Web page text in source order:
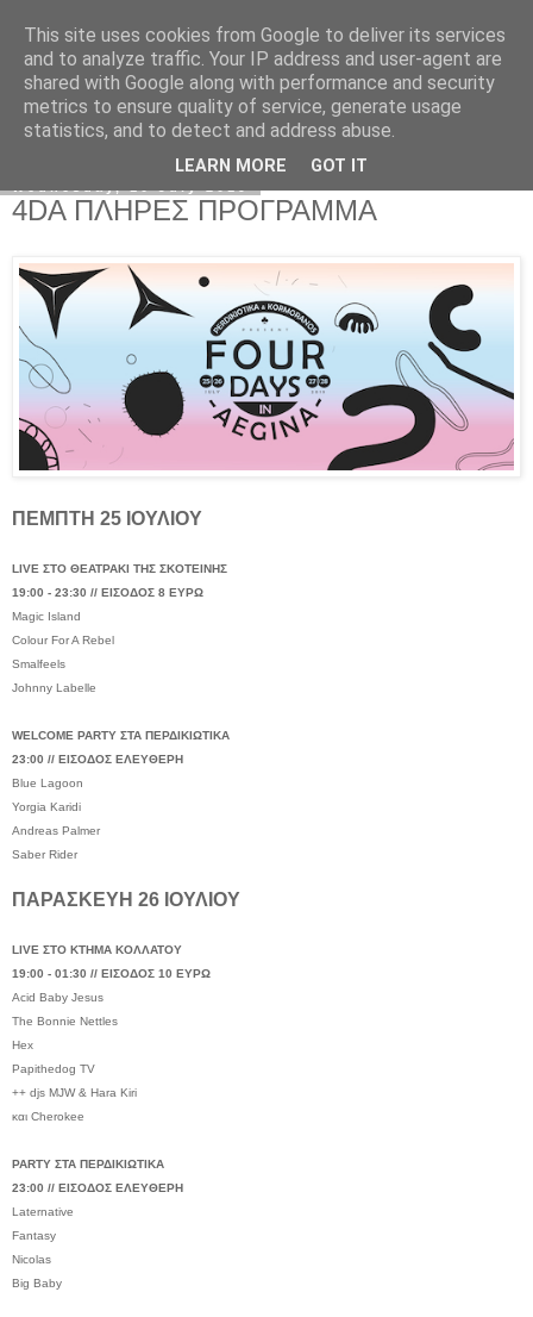
Kormoranos
4DA ΠΛΗΡΕΣ ΠΡΟΓΡΑΜΜΑ
ΠΕΜΠΤΗ 25 ΙΟΥΛΙΟΥ
LIVE ΣΤΟ ΘΕΑΤΡΑΚΙ ΤΗΣ ΣΚΟΤΕΙΝΗΣ
19:00 - 23:30 // ΕΙΣΟΔΟΣ 8 ΕΥΡΩ
Magic Island
Colour For A Rebel
Smalfeels
Johnny Labelle
WELCOME PARTY ΣΤΑ ΠΕΡΔΙΚΙΩΤΙΚΑ
23:00 // ΕΙΣΟΔΟΣ ΕΛΕΥΘΕΡΗ
Blue Lagoon
Yorgia Karidi
Andreas Palmer
Saber Rider
ΠΑΡΑΣΚΕΥΗ 26 ΙΟΥΛΙΟΥ
LIVE ΣΤΟ ΚΤΗΜΑ ΚΟΛΛΑΤΟΥ
19:00 - 01:30 // ΕΙΣΟΔΟΣ 10 ΕΥΡΩ
Acid Baby Jesus
The Bonnie Nettles
Hex
Papithedog TV
++ djs MJW & Hara Kiri
και Cherokee
PARTY ΣΤΑ ΠΕΡΔΙΚΙΩΤΙΚΑ
23:00 // ΕΙΣΟΔΟΣ ΕΛΕΥΘΕΡΗ
Laternative
Fantasy
Nicolas
Big Baby
This site uses cookies from Google to deliver its services
and to analyze traffic. Your IP address and user-agent are
shared with Google along with performance and security
metrics to ensure quality of service, generate usage
statistics, and to detect and address abuse.
LEARN MORE GOT IT